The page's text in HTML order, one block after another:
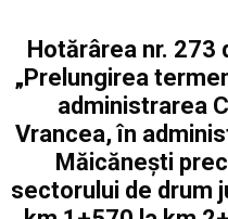
Hotărârea nr. 273
„Prelungirea
administrarea
Vrancea, în
Măicănești
sectorului de drum